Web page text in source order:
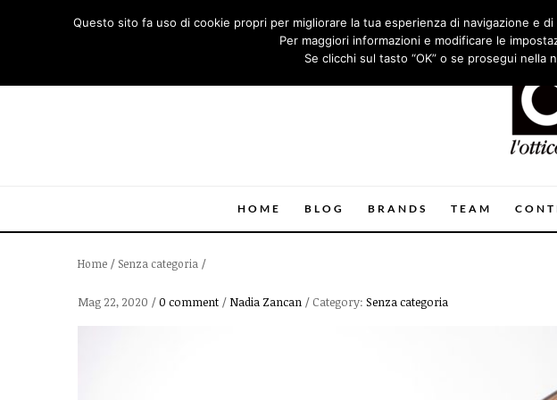
HOME BLOG BRANDS TEAM
Home / Senza categoria /
Mag 22, 2020 /0 comment / Nadia Zancan / Category: Senza categoria
Questo sito fa uso di cookie propri per migliorare la tua esperienza di navigazione e
Per maggiori informazioni e modificare le
Se clicchi sul tasto “OK” o se prosegui nella